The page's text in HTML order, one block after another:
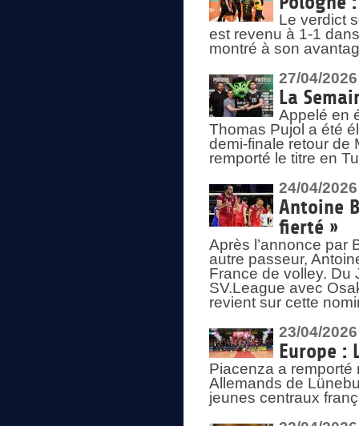
Le verdict
est revenu à 1-1
montré à son
27/04/2026
La
Appelé en
Thomas Pujol a été
demi-finale retour de
remporté le titre en
24/04/2026
Antoine
fierté »
Après l’annonce par
autre passeur,
France de volley. Du
SV.League avec
revient sur cette
23/04/2026
Europe :
Piacenza a remporté
Allemands de
jeunes centraux